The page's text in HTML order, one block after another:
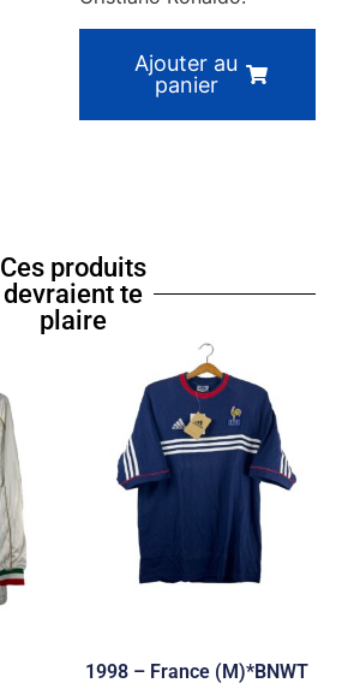
Ajouter au
panier
Ces produits
devraient te
plaire
1998 – France (M)*BNWT